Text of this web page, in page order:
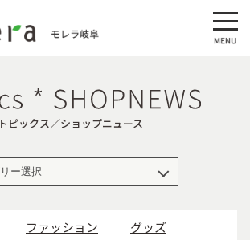
トピックス／ショップニュース
ファッション
グッズ